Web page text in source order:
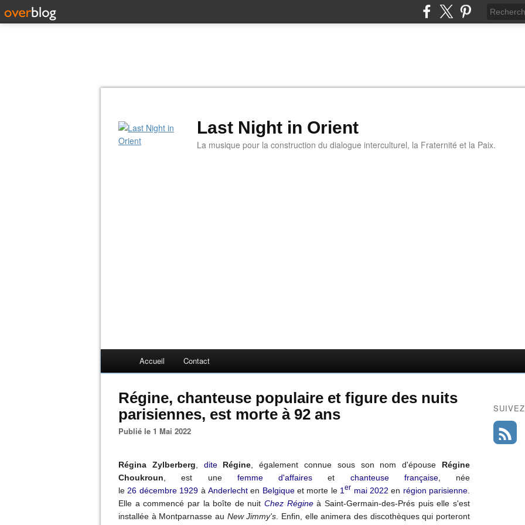
Last Night in Orient
La musique pour la construction du dialogue interculturel, la Fraternité et la Paix.
Accueil Contact
Régine, chanteuse populaire et figure des nuits
parisiennes, est morte à 92 ans
Publié le 1 Mai 2022
Régina Zylberberg dite Régine , également connue sous son nom d'épouse
Régine
Choukroun , est une femme d'affaires et chanteuse française, née
le 26 décembre 1929 à Anderlecht en Belgique et morte le 1er mai 2022 en région parisienne
Elle a commencé par la boîte de nuit Chez Régine à Saint-Germain-des-Prés puis elle s'est
installée à Montparnasse au New Jimmy's . Enfin, elle animera des discothèques qui porteront